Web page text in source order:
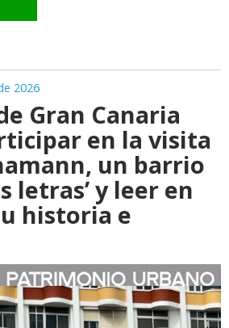
2026
Gran Canaria
en la visita
un barrio
letras’ y leer en
historia e